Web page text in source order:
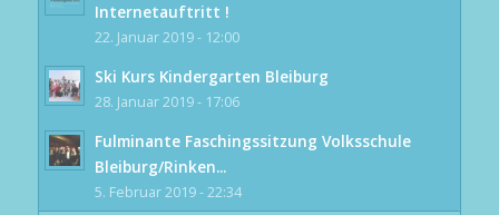
Internetauftritt !
22. Januar 2019 - 12:00
Ski Kurs Kindergarten Bleiburg
28. Januar 2019 - 17:06
Fulminante Faschingssitzung Volksschule
Bleiburg/Rinken...
5. Februar 2019 - 22:34